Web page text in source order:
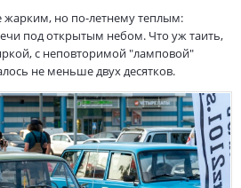
жарким, но по-летнему теплым:
под открытым небом. Что уж таить,
с неповторимой "ламповой"
не меньше двух десятков.